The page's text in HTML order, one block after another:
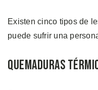
Existen cinco tipos de
puede sufrir una
Quemaduras